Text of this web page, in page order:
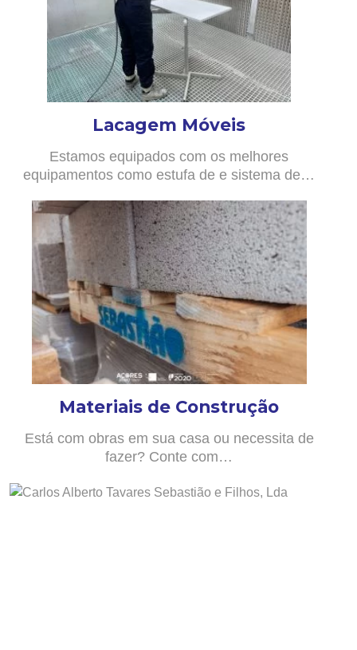
Lacagem Móveis
Estamos equipados com os melhores
equipamentos como estufa de e sistema de…
Materiais de Construção
Está com obras em sua casa ou necessita de
fazer? Conte com…